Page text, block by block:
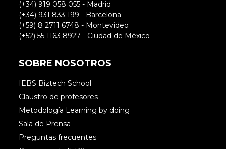
(+34) 919 058 055 - Madrid
(+34) 931 833 199 - Barcelona
(+59) 8 2711 6748 - Montevideo
(+52) 55 1163 8927 - Ciudad de México
SOBRE NOSOTROS
IEBS Biztech School
Claustro de profesores
Metodología Learning by doing
Sala de Prensa
Preguntas frecuentes